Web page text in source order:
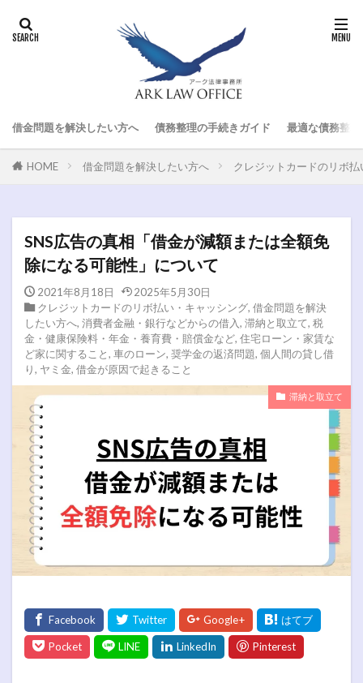
借金問題を解決したい方へ 債務整理の手続きガイド 最適な債務整
HOME 借金問題を解決したい方へ クレジットカードのリボ
SNS広告の真相「借金が減額または全額免
除になる可能性」について
2021年8月18日
2025年5月30日
クレジットカードのリボ払い・キャッシング, 借金問題を解決
したい方へ, 消費者金融・銀行などからの借入, 滞納と取立て, 税
金・健康保険料・年金・養育費・賠償金など, 住宅ローン・家賃な
ど家に関すること, 車のローン, 奨学金の返済問題, 個人間の貸し借
り, ヤミ金, 借金が原因で起きること
滞納と取立て